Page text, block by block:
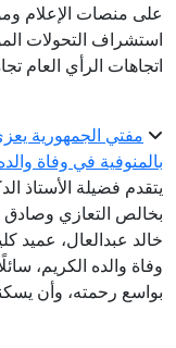
منصات الإعلام
التحولات
الرأي العام تجاه
مفتي الجمهورية يعزي
في وفاة والده
فضيلة الأستاذ
التعازي وصادق
عبدالعال، عميد كلية
والده الكريم، سائلًا
رحمته، وأن يسكنه